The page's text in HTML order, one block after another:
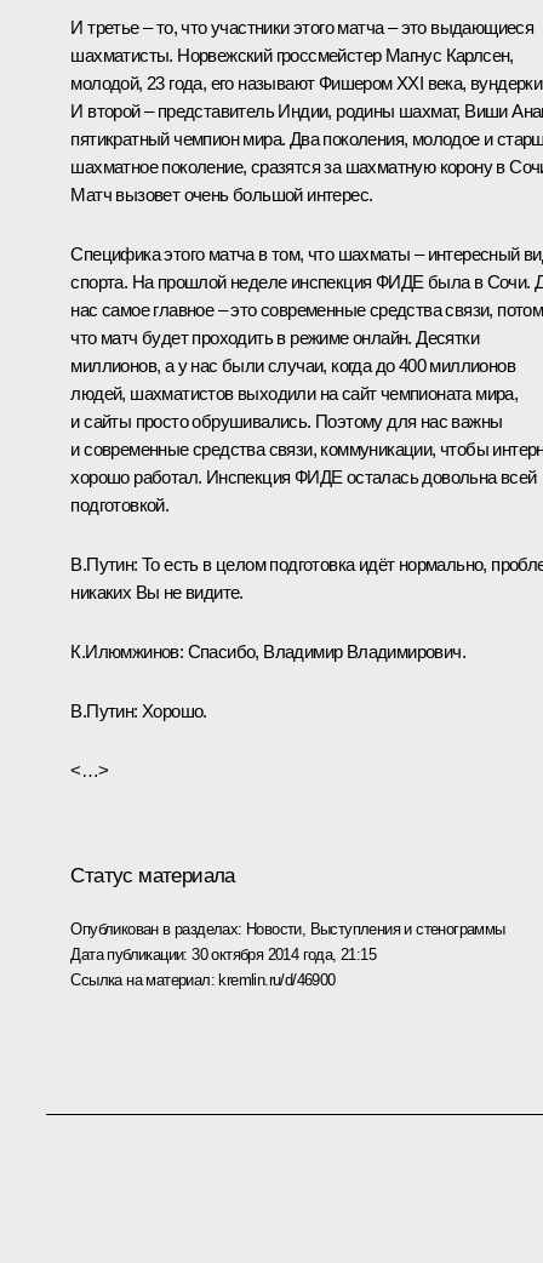
И третье – то, что участники этого матча – это выдающиеся
шахматисты. Норвежский гроссмейстер Магнус Карлсен,
молодой, 23 года, его называют Фишером XXI века,
И второй – представитель Индии, родины шахмат, Виши
пятикратный чемпион мира. Два поколения, молодое и
шахматное поколение, сразятся за шахматную корону в
Матч вызовет очень большой интерес.
Специфика этого матча в том, что шахматы – интересный
спорта. На прошлой неделе инспекция ФИДЕ была в Сочи.
нас самое главное – это современные средства связи,
что матч будет проходить в режиме онлайн. Десятки
миллионов, а у нас были случаи, когда до 400 миллионов
людей, шахматистов выходили на сайт чемпионата мира,
и сайты просто обрушивались. Поэтому для нас важны
и современные средства связи, коммуникации, чтобы
хорошо работал. Инспекция ФИДЕ осталась довольна всей
подготовкой.
В.Путин: То есть в целом подготовка идёт нормально,
никаких Вы не видите.
К.Илюмжинов: Спасибо, Владимир Владимирович.
В.Путин: Хорошо.
<…>
Статус материала
Опубликован в разделах: Новости, Выступления и стенограммы
Дата публикации:30 октября 2014 года, 21:15
Ссылка на материал: kremlin.ru/d/46900